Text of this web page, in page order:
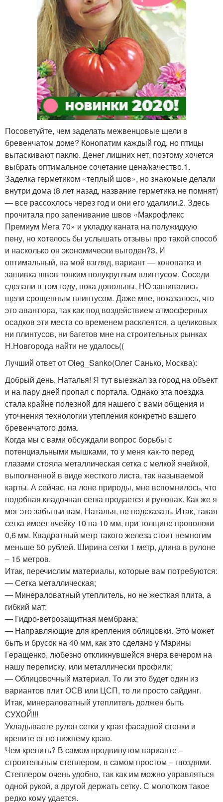
Посоветуйте, чем заделать межвенцовые щели в
бревенчатом доме? Конопатим каждый год, но птицы
вытаскивают паклю. Денег лишних нет, поэтому хочется
выбрать оптимальное сочетание цена/качество.1.
Заделка герметиком «теплый шов», но знакомые делали
внутри дома (8 лет назад, название герметика не помнят)
— все рассохлось через год и они его удалили.2. Здесь
прочитала про запенивание швов «Макрофлекс
Премиум Мега 70» и укладку каната на полужидкую
пену, но хотелось бы услышать отзывы про такой способ
и насколько он экономически выгоден?3. И
оптимальный, на мой взгляд, вариант — конопатка и
зашивка швов тонким полукруглым плинтусом. Соседи
сделали в том году, пока довольны, НО зашивались
щели срощенным плинтусом. Даже мне, показалось, что
это авантюра, так как под воздействием атмосферных
осадков эти места со временем расклеятся, а целиковых
ни плинтусов, ни багетов мне на строительных рынках
Н.Новгорода найти не удалось((
Лучший ответ от Oleg_Sanko(Олег Санько, Москва):
Добрый день, Наталья! Я тут выезжал за город на объект
и на пару дней пропал с портала. Однако эта поездка
стала крайне полезной для нашего с вами общения и
уточнения технологии утепления конкретно вашего
бревенчатого дома.
Когда мы с вами обсуждали вопрос борьбы с
потенциальными мышками, то у меня как-то перед
глазами стояла металлическая сетка с мелкой ячейкой,
выполненной в виде жесткого листа, так называемой
карты. А сейчас, на лоне природы, мне вспомнилось, что
подобная кладочная сетка продается и рулонах. Как же я
мог это забытьи вам, Наталья, не подсказать. Итак, такая
сетка имеет ячейку 10 на 10 мм, при толщине проволоки
0,6 мм. Квадратный метр такого железа стоит немногим
меньше 50 рублей. Ширина сетки 1 метр, длина в рулоне
– 15 метров.
Итак, перечислим материалы, которые вам потребуются:
— Сетка металлическая;
— Минераловатный утеплитель, но не жесткая плита, а
гибкий мат;
— Гидро-ветрозащитная мембрана;
— Направляющие для крепления облицовки. Это может
быть и брусок на 40 мм, как это сделано у Марины
Геращенко, любезно откликнувшейся вчера вечером на
нашу переписку, или металлически профили;
— Облицовочный материал. То ли это будет один из
вариантов плит ОСВ или ЦСП, то ли просто сайдинг.
Итак, минераловатный утеплитель должен быть
СУХОЙ!!!
Укладываете рулон сетки у края фасадной стенки и
крепите ег по нижнему краю.
Чем крепить? В самом продвинутом варианте –
строительным степлером, в самом простом – гвоздями.
Степлером очень удобно, так как им можно управляться
одной рукой, а другой держать сетку. С молотком такое
редко кому удается.